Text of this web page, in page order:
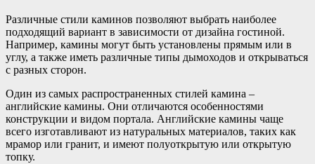
Различные стили каминов позволяют выбрать наиболее
подходящий вариант в зависимости от дизайна гостиной.
Например, камины могут быть установлены прямым или в
углу, а также иметь различные типы дымоходов и открываться
с разных сторон.
Один из самых распространенных стилей камина –
английские камины. Они отличаются особенностями
конструкции и видом портала. Английские камины чаще
всего изготавливают из натуральных материалов, таких как
мрамор или гранит, и имеют полуоткрытую или открытую
топку.